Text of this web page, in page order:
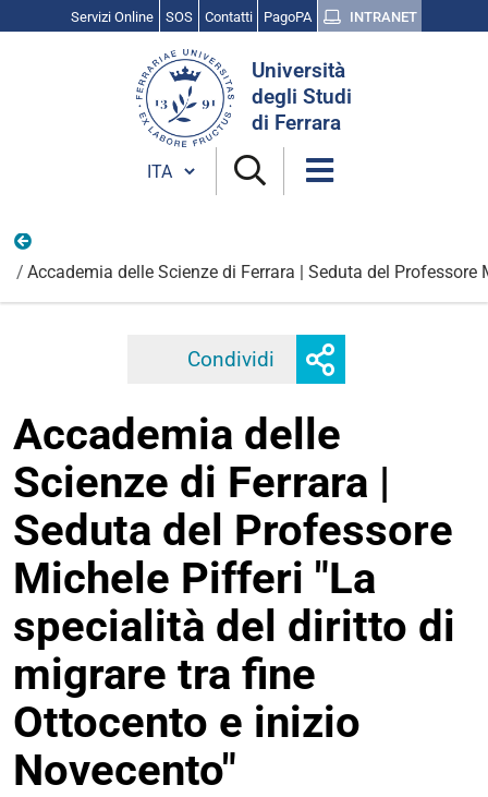
Servizi Online SOS Contatti PagoPA INTRANET
Università
degli Studi
di Ferrara
Cambia lingua
Accademia delle Scienze di Ferrara | Seduta del
Condividi Facebook
condivisione
Accademia delle
Scienze di Ferrara |
Seduta del Professore
Michele Pifferi "La
specialità del diritto di
migrare tra fine
Ottocento e inizio
Novecento"